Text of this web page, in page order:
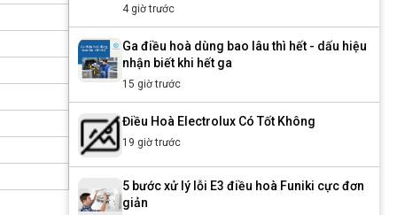
4 giờ trước
Ga điều hoà dùng bao lâu thì hết - dấu hiệu
nhận biết khi hết ga
15 giờ trước
Điều Hoà Electrolux Có Tốt Không
19 giờ trước
5 bước xử lý lỗi E3 điều hoà Funiki cực đơn
giản